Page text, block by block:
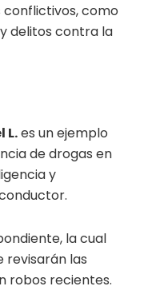
como
delitos contra la
L.es un ejemplo
de drogas en
y
la cual
revisarán las
robos recientes.